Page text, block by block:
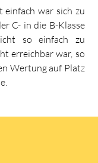
einfach war sich zu
C- in die B-Klasse
so einfach zu
erreichbar war, so
Wertung auf Platz